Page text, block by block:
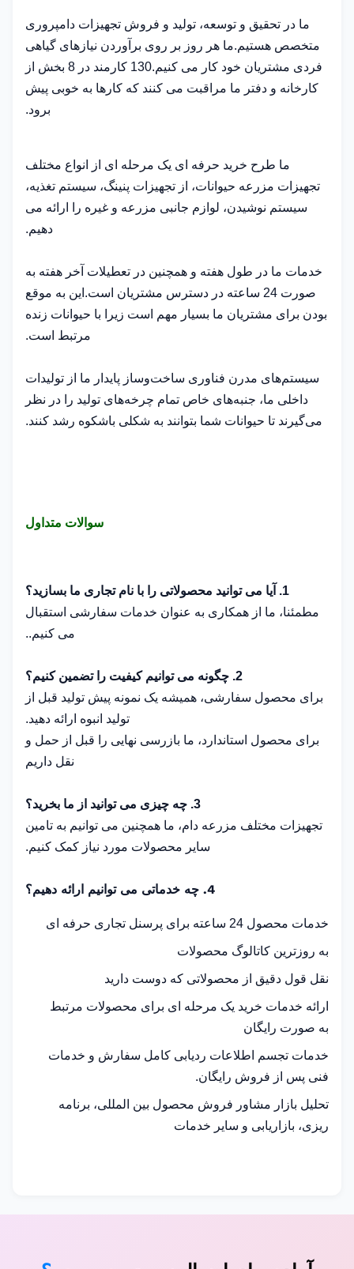
ما در تحقیق و توسعه، تولید و فروش تجهیزات دامپروری
متخصص هستیم.ما هر روز بر روی برآوردن نیازهای گیاهی
فردی مشتریان خود کار می کنیم.130 کارمند در 8 بخش از
کارخانه و دفتر ما مراقبت می کنند که کارها به خوبی پیش
برود.
ما طرح خرید حرفه ای یک مرحله ای از انواع مختلف
تجهیزات مزرعه حیوانات، از تجهیزات پنینگ، سیستم تغذیه،
سیستم نوشیدن، لوازم جانبی مزرعه و غیره را ارائه می
دهیم.
خدمات ما در طول هفته و همچنین در تعطیلات آخر هفته به
صورت 24 ساعته در دسترس مشتریان است.این به موقع
بودن برای مشتریان ما بسیار مهم است زیرا با حیوانات زنده
مرتبط است.
سیستم‌های مدرن فناوری ساخت‌وساز پایدار ما از تولیدات
داخلی ما، جنبه‌های خاص تمام چرخه‌های تولید را در نظر
می‌گیرند تا حیوانات شما بتوانند به شکلی باشکوه رشد کنند.
سوالات متداول
1. آیا می توانید محصولاتی را با نام تجاری ما بسازید؟
مطمئنا، ما از همکاری به عنوان خدمات سفارشی استقبال
می کنیم..
2. چگونه می توانیم کیفیت را تضمین کنیم؟
برای محصول سفارشی، همیشه یک نمونه پیش تولید قبل از
تولید انبوه ارائه دهید.
برای محصول استاندارد، ما بازرسی نهایی را قبل از حمل و
نقل داریم
3. چه چیزی می توانید از ما بخرید؟
تجهیزات مختلف مزرعه دام، ما همچنین می توانیم به تامین
سایر محصولات مورد نیاز کمک کنیم.
4. چه خدماتی می توانیم ارائه دهیم؟
خدمات محصول 24 ساعته برای پرسنل تجاری حرفه ای
به روزترین کاتالوگ محصولات
نقل قول دقیق از محصولاتی که دوست دارید
ارائه خدمات خرید یک مرحله ای برای محصولات مرتبط
به صورت رایگان
خدمات تجسم اطلاعات ردیابی کامل سفارش و خدمات
فنی پس از فروش رایگان.
تحلیل بازار مشاور فروش محصول بین المللی، برنامه
ریزی، بازاریابی و سایر خدمات